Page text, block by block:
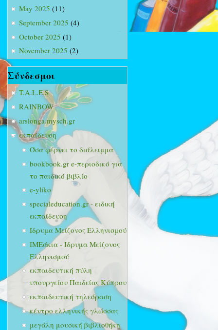
May 2025 (11)
September 2025 (4)
October 2025 (1)
November 2025 (2)
Σύνδεσμοι
T.A.L.E.S
RAINBOW
arslonga.mysch.gr
εκπαίδευση
Όσα φέρνει το διάλειμμα
bookbook.gr e-περιοδικό για
το παιδικό βιβλίο
e-yliko
specialeducation.gr - ειδική
εκπαίδευση
Ίδρυμα Μείζονος Ελληνισμού
ΙΜΕάκια - Ίδρυμα Μείζονος
Ελληνισμού
εκπαιδευτική πύλη
υπουργείου Παιδείας Κύπρου
εκπαιδευτική τηλεόραση
κέντρο ελληνικής γλώσσας
μεγάλη μουσική βιβλιοθήκη